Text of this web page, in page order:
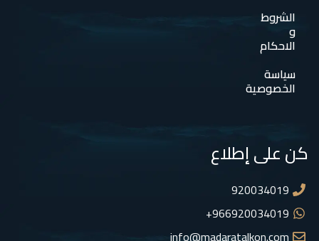
الشروط
و
الاحكام
سياسة
الخصوصية
كن على إطلاع
920034019
966920034019+
info@madaratalkon.com